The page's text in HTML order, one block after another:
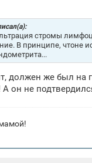
стромы
В принципе, чтоне
должен же был на
А он не